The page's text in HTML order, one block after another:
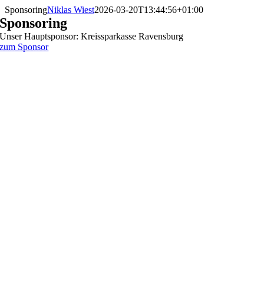
Skip
to
content
SponsoringNiklas Wiest2026-03-20T13:44:56+01:00
Sponsoring
Unser Hauptsponsor: Kreissparkasse Ravensburg
zum Sponsor